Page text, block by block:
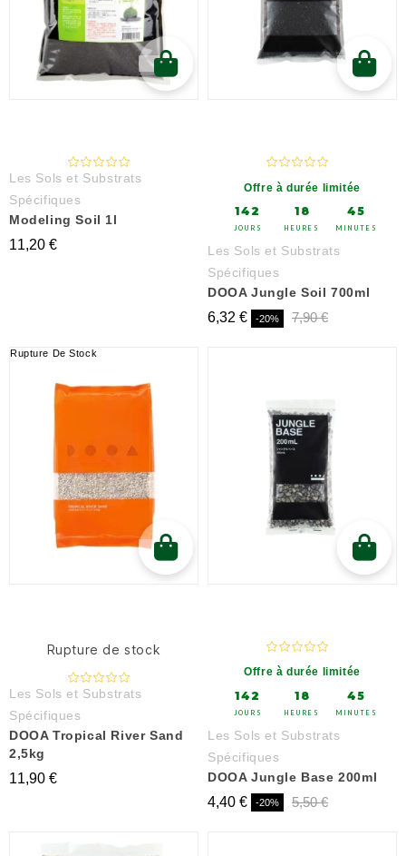
Les Sols et Substrats
Spécifiques
Modeling Soil 1l
11,20 €
Offre à durée limitée
142
JOURS
18
HEURES
45
MINUTES
Les Sols et Substrats
Spécifiques
DOOA Jungle Soil 700ml
6,32 € -20% 7,90 €
Rupture De Stock
Rupture de stock
Les Sols et Substrats
Spécifiques
DOOA Tropical River Sand
2,5kg
11,90 €
Offre à durée limitée
142
JOURS
18
HEURES
45
MINUTES
Les Sols et Substrats
Spécifiques
DOOA Jungle Base 200ml
4,40 € -20% 5,50 €